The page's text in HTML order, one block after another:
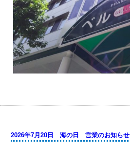
2026年7月20日 海の日 営業のお知らせ